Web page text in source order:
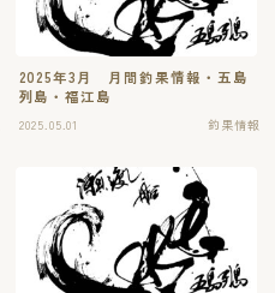
2025年3月 月間釣果情報・五島
列島・福江島
2025.05.01 釣果情報